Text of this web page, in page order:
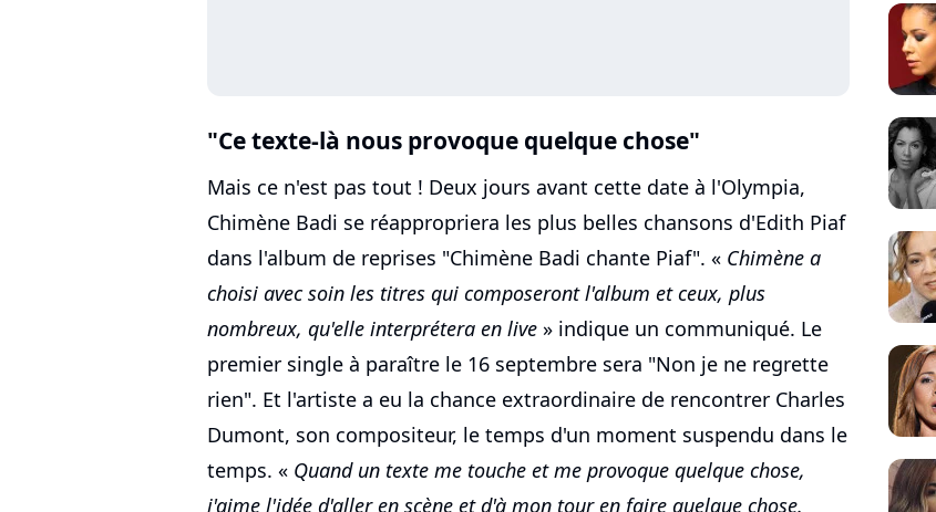
"Ce texte-là nous provoque quelque chose"
Mais ce n'est pas tout ! Deux jours avant cette date à l'Olympia,
Chimène Badi se réappropriera les plus belles chansons d'Edith Piaf
dans l'album de reprises "Chimène Badi chante Piaf". « Chimène a
choisi avec soin les titres qui composeront l'album et ceux, plus
nombreux, qu'elle interprétera en live » indique un communiqué. Le
premier single à paraître le 16 septembre sera "Non je ne regrette
rien". Et l'artiste a eu la chance extraordinaire de rencontrer Charles
Dumont, son compositeur, le temps d'un moment suspendu dans le
temps. « Quand un texte me touche et me provoque quelque chose,
j'aime l'idée d'aller en scène et d'à mon tour en faire quelque chose.